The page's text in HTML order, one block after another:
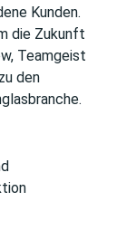
Kunden.
die Zukunft
Teamgeist
den